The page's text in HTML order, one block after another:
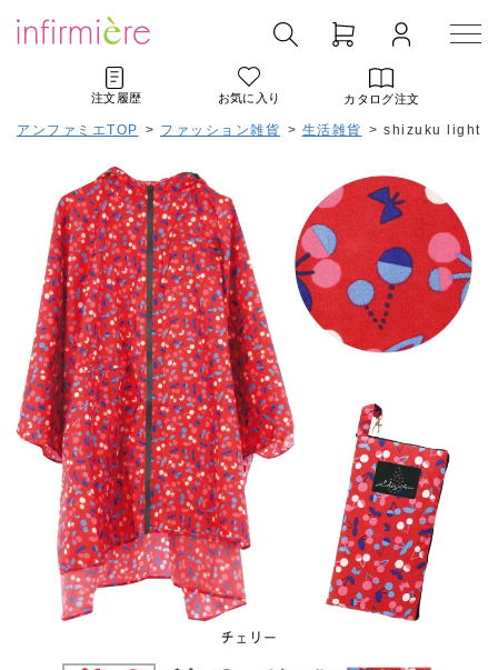
注文履歴 お気に入り カタログ注文
アンファミエTOP > ファッション雑貨 > 生活雑貨 > shizuku light レ